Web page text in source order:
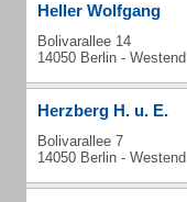
Heller Wolfgang
Bolivarallee 14
14050 Berlin - Westend
Herzberg H. u. E.
Bolivarallee 7
14050 Berlin - Westend